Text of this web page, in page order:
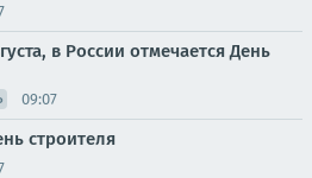
в России отмечается День
09:07
строителя